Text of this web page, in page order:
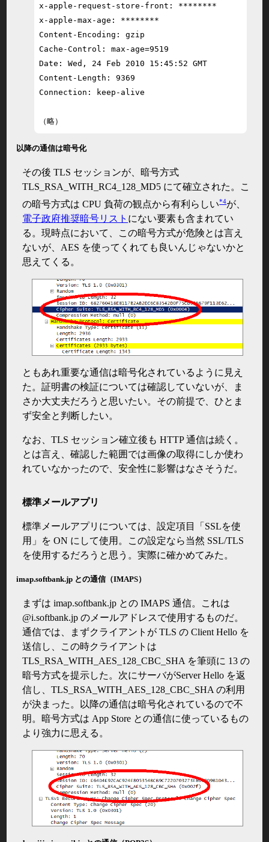
x-apple-request-store-front: ********
x-apple-max-age: ********
Content-Encoding: gzip
Cache-Control: max-age=9519
Date: Wed, 24 Feb 2010 15:45:52 GMT
Content-Length: 9369
Connection: keep-alive
（略）
以降の通信は暗号化
その後 TLS セッションが、暗号方式
TLS_RSA_WITH_RC4_128_MD5 にて確立された。こ
の暗号方式は CPU 負荷の観点から有利らしい*4が、
電子政府推奨暗号リスト にない要素も含まれてい
る。現時点において、この暗号方式が危険とは言え
ないが、AES を使ってくれても良いんじゃないかと
思えてくる。
ともあれ重要な通信は暗号化されているように見え
た。証明書の検証については確認していないが、ま
さか大丈夫だろうと思いたい。その前提で、ひとま
ず安全と判断したい。
なお、TLS セッション確立後も HTTP 通信は続く。
とは言え、確認した範囲では画像の取得にしか使わ
れていなかったので、安全性に影響はなさそうだ。
標準メールアプリ
標準メールアプリについては、設定項目「SSLを使
用」を ON にして使用。この設定なら当然 SSL/TLS
を使用するだろうと思う。実際に確かめてみた。
imap.softbank.jp との通信（IMAPS）
まずは imap.softbank.jp との IMAPS 通信。これは
@i.softbank.jp のメールアドレスで使用するものだ。
通信では、まずクライアントが TLS の Client Hello を
送信し、この時クライアントは
TLS_RSA_WITH_AES_128_CBC_SHA を筆頭に 13 の
暗号方式を提示した。次にサーバがServer Hello を返
信し、TLS_RSA_WITH_AES_128_CBC_SHA の利用
が決まった。以降の通信は暗号化されているので不
明。暗号方式は App Store との通信に使っているもの
より強力に思える。